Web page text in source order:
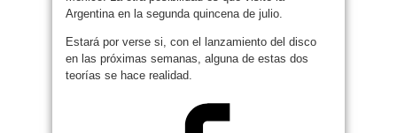
Argentina en la segunda quincena de julio.
Estará por verse si, con el lanzamiento del disco
en las próximas semanas, alguna de estas dos
teorías se hace realidad.